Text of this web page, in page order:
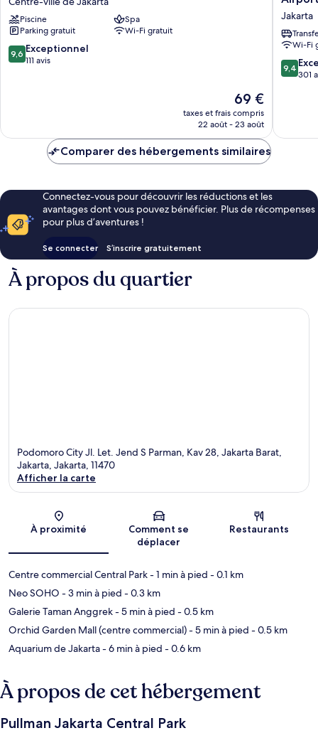
view)
Suite
Park
view)
Jakarta
City
Centre
Centre-
ville
Piscine
Spa
Parking gratuit
Wi-Fi gratuit
9.6
sur
9,6 Exceptionnel
111 avis
Le
nouveau
prix
de
69 €
taxes et frais compris
22 août - 23 août
Marriott
Jakarta
Hatta
Airport
Jakarta
Jakarta
Wi-Fi
9.4
sur
9,4
301
Comparer des hébergements similaires
Connectez-vous pour découvrir les réductions et les
avantages dont vous pouvez bénéficier. Plus de récompenses
pour plus d’aventures !
Se connecter S’inscrire gratuitement
À propos du quartier
Podomoro City Jl. Let. Jend S Parman, Kav 28, Jakarta Barat,
Jakarta, Jakarta, 11470
Afficher la carte
À proximité
Comment se
déplacer
Restaurants
Centre commercial Central Park- 1 min à pied - 0.1 km
Neo SOHO - 3 min à pied - 0.3 km
Galerie Taman Anggrek- 5 min à pied - 0.5 km
Orchid Garden Mall (centre commercial)- 5 min à pied - 0.5 km
Aquarium de Jakarta- 6 min à pied - 0.6 km
À propos de cet hébergement
Pullman Jakarta Central Park